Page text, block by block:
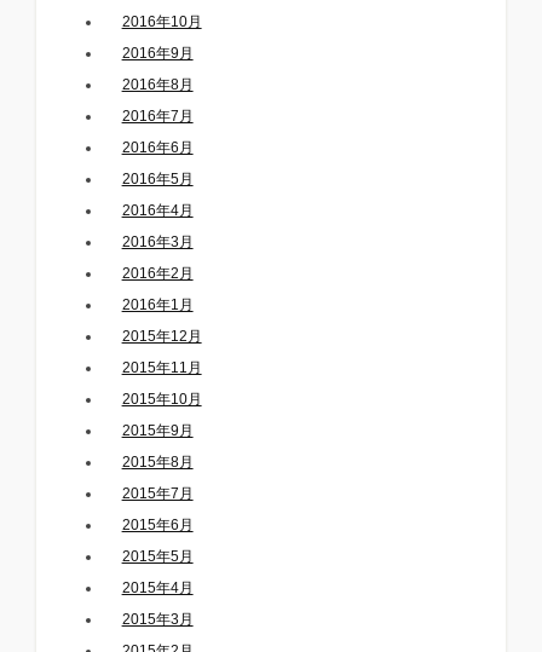
2016年10月
2016年9月
2016年8月
2016年7月
2016年6月
2016年5月
2016年4月
2016年3月
2016年2月
2016年1月
2015年12月
2015年11月
2015年10月
2015年9月
2015年8月
2015年7月
2015年6月
2015年5月
2015年4月
2015年3月